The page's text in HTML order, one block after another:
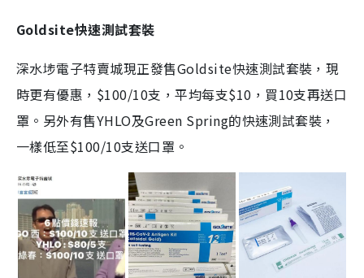
Goldsite快速測試套裝
深水埗電子特賣城現正發售Goldsite快速測試套裝，現
時更有優惠，$100/10支，平均每支$10，買10支再送口
罩。另外有售YHLO及Green Spring的快速測試套裝，
一樣低至$100/10支送口罩。